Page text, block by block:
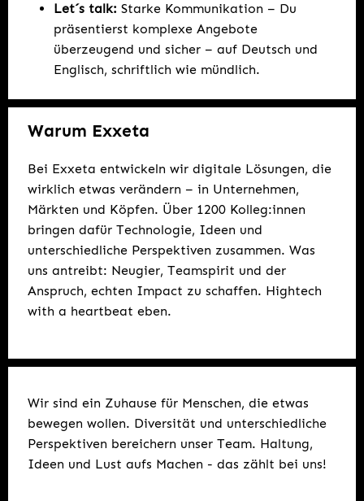
Let´s talk: Starke Kommunikation – Du
präsentierst komplexe Angebote
überzeugend und sicher – auf Deutsch und
Englisch, schriftlich wie mündlich.
Warum Exxeta
Bei Exxeta entwickeln wir digitale Lösungen, die
wirklich etwas verändern – in Unternehmen,
Märkten und Köpfen. Über 1200 Kolleg:innen
bringen dafür Technologie, Ideen und
unterschiedliche Perspektiven zusammen. Was
uns antreibt: Neugier, Teamspirit und der
Anspruch, echten Impact zu schaffen. Hightech
with a heartbeat eben.
Wir sind ein Zuhause für Menschen, die etwas
bewegen wollen. Diversität und unterschiedliche
Perspektiven bereichern unser Team. Haltung,
Ideen und Lust aufs Machen - das zählt bei uns!